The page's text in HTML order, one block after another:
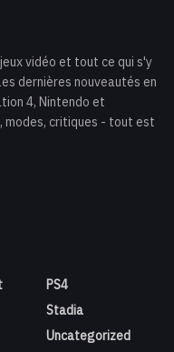
vidéo et tout ce qui s'y
dernières nouveautés en
4, Nintendo et
modes, critiques - tout est
PS4
Stadia
Uncategorized